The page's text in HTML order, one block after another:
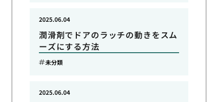
潤滑剤でドアのラッチの動きをスム
ーズにする方法
2025.06.04
未分類
2025.06.04